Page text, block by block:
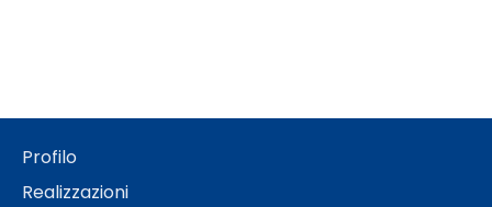
Profilo
Realizzazioni